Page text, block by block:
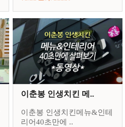
이춘봉 인생치킨 메..
이춘봉 인생치킨메뉴&인테
리어40초만에 ..